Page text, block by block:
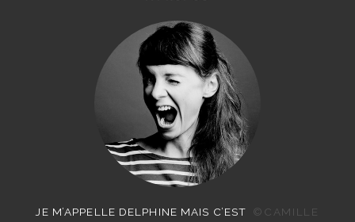
JE M’APPELLE DELPHINE MAIS C’EST
©CAMILLE